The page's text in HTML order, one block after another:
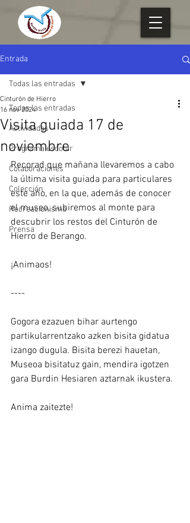
Entrada
Todas las entradas
Actividades
Programa escolar
Colaboraciones
Colección
Recreacionismo
Prensa
Todas las entradas
Visita guiada 17 de
noviembre
Cinturón de Hierro
16 nov 2024
Recorad que mañana llevaremos a cabo
la última visita guiada para particulares
este año, en la que, además de conocer
el museo, subiremos al monte para
descubrir los restos del Cinturón de
Hierro de Berango.
¡Animaos!
----
Gogora ezazuen bihar aurtengo
partikularrentzako azken bisita gidatua
izango dugula. Bisita berezi hauetan,
Museoa bisitatuz gain, mendira igotzen
gara Burdin Hesiaren aztarnak ikustera.
Anima zaitezte!